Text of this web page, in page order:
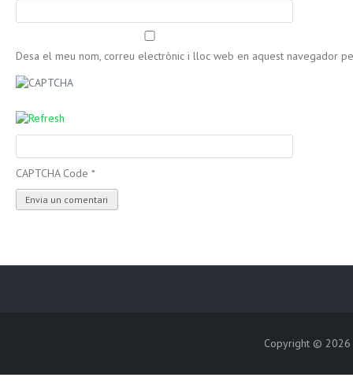
Desa el meu nom, correu electrònic i lloc web en aquest navegador
CAPTCHA Code *
Copyright © 2026